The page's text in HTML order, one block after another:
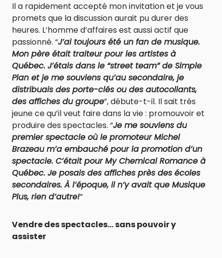
Il a rapidement accepté mon invitation et je vous
promets que la discussion aurait pu durer des
heures. L’homme d’affaires est aussi actif que
passionné. “J’ai toujours été un fan de musique.
Mon père était traiteur pour les artistes à
Québec. J’étais dans le “street team” de Simple
Plan et je me souviens qu’au secondaire, je
distribuais des porte-clés ou des autocollants,
des affiches du groupe”, débute-t-il. Il sait très
jeune ce qu’il veut faire dans la vie : promouvoir et
produire des spectacles. “Je me souviens du
premier spectacle où le promoteur Michel
Brazeau m’a embauché pour la promotion d’un
spectacle. C’était pour My Chemical Romance à
Québec. Je posais des affiches près des écoles
secondaires. À l’époque, il n’y avait que Musique
Plus, rien d’autre!”
Vendre des spectacles… sans pouvoir y
assister